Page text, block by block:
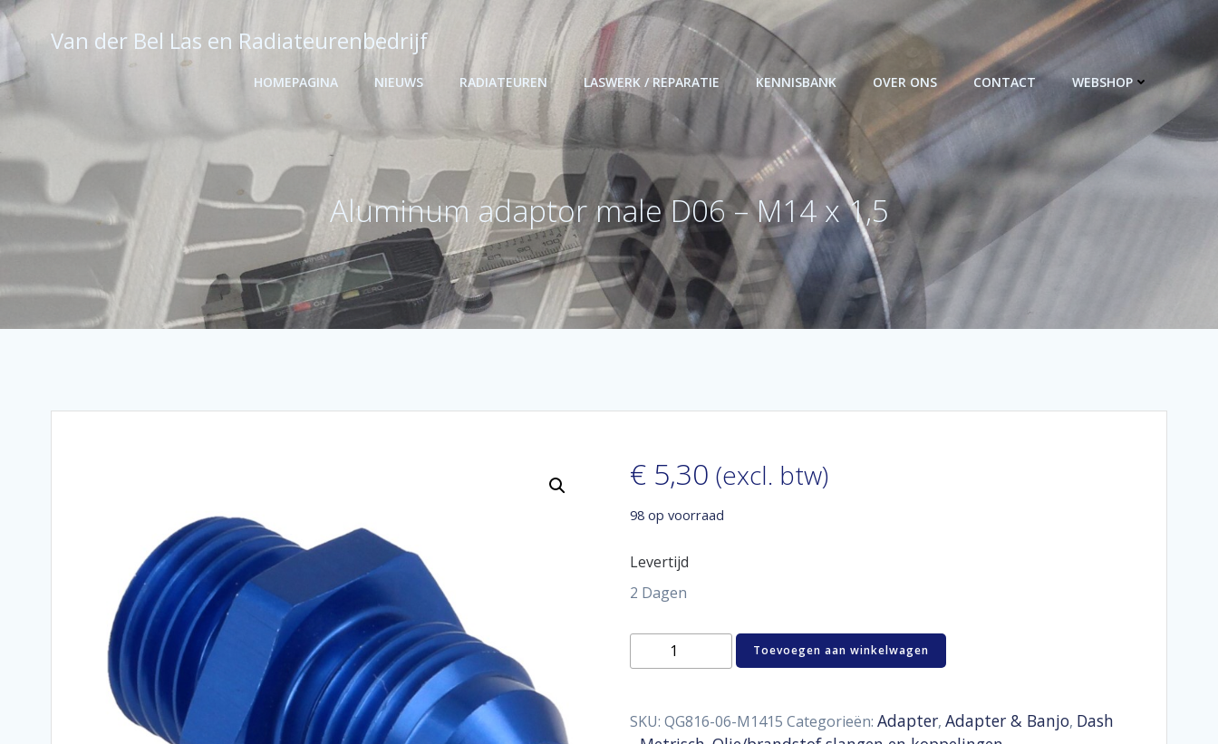
Ga
naar
inhoud
Van der Bel Las en Radiateurenbedrijf
HOMEPAGINA NIEUWS RADIATEUREN LASWERK / REPARATIE KENNISBANK OVER ONS CONTACT WEBSHOP
Aluminum adaptor male D06 – M14 x 1,5
€5,30 (excl. btw)
98 op voorraad
Levertijd
2 Dagen
Aluminum
adaptor
-
M14
Toevoegen aan winkelwagen
SKU: QG816-06-M1415 Categorieën: Adapter, Adapter & Banjo, Dash